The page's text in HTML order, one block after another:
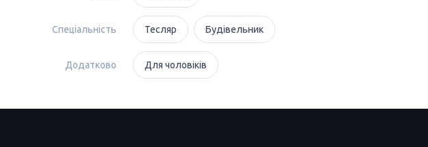
Спеціальність Тесляр Будівельник
Додатково Для чоловіків